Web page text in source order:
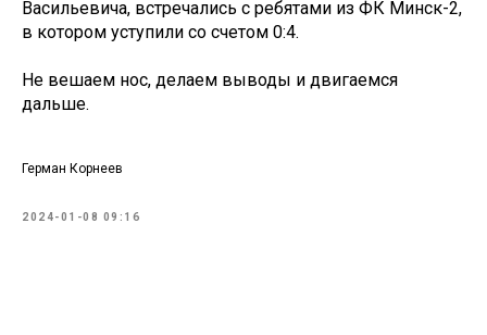
Васильевича, встречались с ребятами из ФК Минск-2,
в котором уступили со счетом 0:4.
Не вешаем нос, делаем выводы и двигаемся
дальше.
Герман Корнеев
2024-01-08 09:16